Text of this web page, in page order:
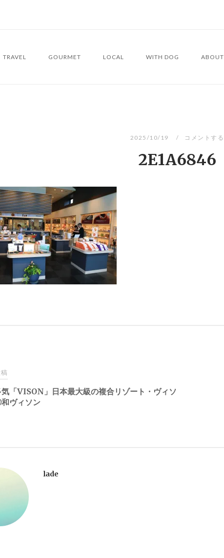
TRAVEL GOURMET LOCAL WITH DOG ABOUT
2025/10/19 コメントする
2E1A6846
「VISON」日本最大級の複合リゾート・ヴィソ
ヴィソン
lade